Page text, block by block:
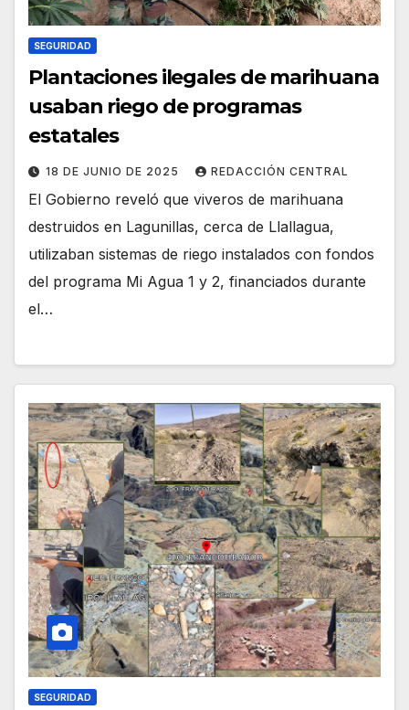
SEGURIDAD
Plantaciones ilegales de marihuana
usaban riego de programas
estatales
18 DE JUNIO DE 2025 REDACCIÓN CENTRAL
El Gobierno reveló que viveros de marihuana
destruidos en Lagunillas, cerca de Llallagua,
utilizaban sistemas de riego instalados con fondos
del programa Mi Agua 1 y 2, financiados durante
el…
SEGURIDAD